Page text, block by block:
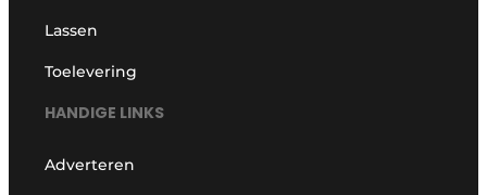
Lassen
Toelevering
HANDIGE LINKS
Adverteren